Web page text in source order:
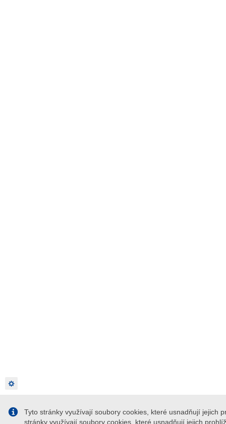
Privacy settings
Tyto stránky využívají soubory cookies, které usnadňují jejich
stránky využívají soubory cookies, které usnadňují jejich